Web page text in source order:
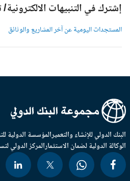
إشترك في التنبيهات الالكترونية/
المستجدات اليومية عن آخر المشاريع والوثائق
الدولي للإنشاء والتعميرالمؤسسة الدولية
الدولية لضمان الاستثمارالمركز الدولي